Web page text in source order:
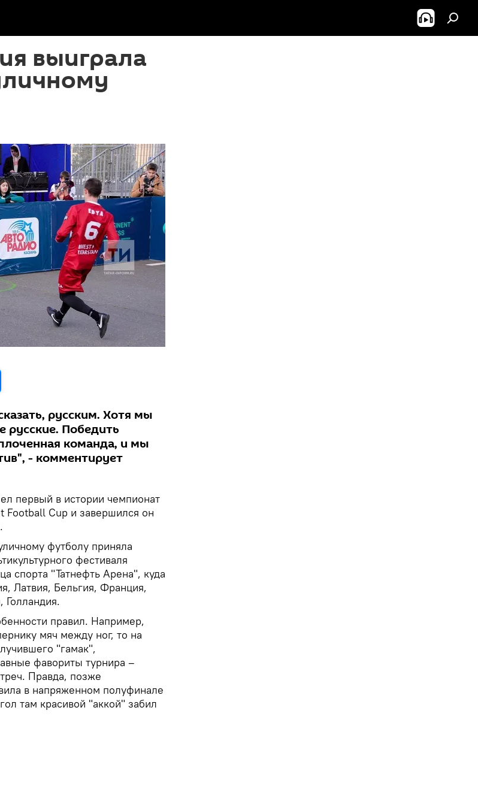
выиграла
русским. Хотя мы
русские. Победить
команда, и мы
- комментирует
первый в истории чемпионат
Football Cup и завершился он
футболу приняла
фестиваля
спорта "Татнефть Арена", куда
Латвия, Бельгия, Франция,
правил. Например,
мяч между ног, то на
"гамак",
фавориты турнира –
Правда, позже
в напряженном полуфинале
там красивой "аккой" забил